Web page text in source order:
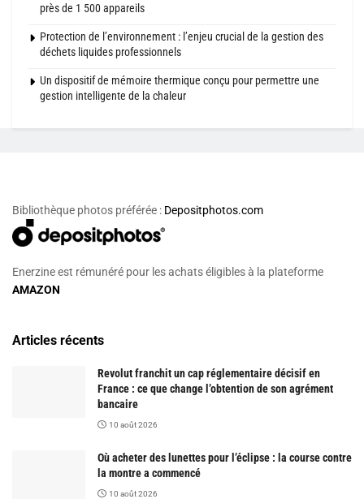
près de 1 500 appareils
Protection de l’environnement : l’enjeu crucial de la gestion des
déchets liquides professionnels
Un dispositif de mémoire thermique conçu pour permettre une
gestion intelligente de la chaleur
Bibliothèque photos préférée : Depositphotos.com
Enerzine est rémunéré pour les achats éligibles à la plateforme
AMAZON
Articles récents
Revolut franchit un cap réglementaire décisif en
France : ce que change l’obtention de son agrément
bancaire
10 août 2026
Où acheter des lunettes pour l’éclipse : la course contre
la montre a commencé
10 août 2026